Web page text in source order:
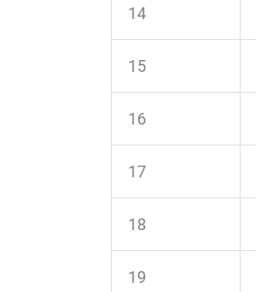
14
15
16
17
18
19